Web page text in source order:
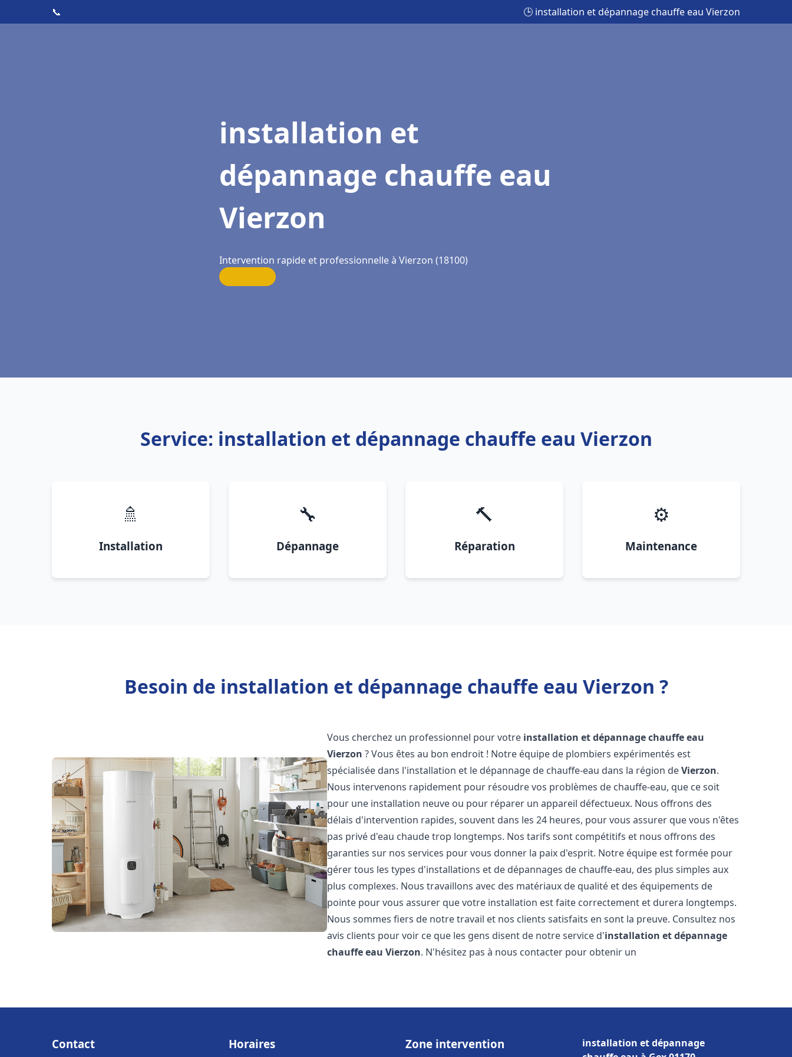
📞 🕒 installation et dépannage chauffe eau Vierzon
installation et
dépannage chauffe eau
Vierzon
Intervention rapide et professionnelle à Vierzon (18100)
Service: installation et dépannage chauffe eau Vierzon
🚿
Installation
🔧
Dépannage
🔨
Réparation
⚙️
Maintenance
Besoin de installation et dépannage chauffe eau Vierzon ?
Vous cherchez un professionnel pour votre installation et dépannage chauffe eau
Vierzon ? Vous êtes au bon endroit ! Notre équipe de plombiers expérimentés est
spécialisée dans l'installation et le dépannage de chauffe-eau dans la région deVierzon.
Nous intervenons rapidement pour résoudre vos problèmes de chauffe-eau, que ce soit
pour une installation neuve ou pour réparer un appareil défectueux. Nous offrons des
délais d'intervention rapides, souvent dans les 24 heures, pour vous assurer que vous n'êtes
pas privé d'eau chaude trop longtemps. Nos tarifs sont compétitifs et nous offrons des
garanties sur nos services pour vous donner la paix d'esprit. Notre équipe est formée pour
gérer tous les types d'installations et de dépannages de chauffe-eau, des plus simples aux
plus complexes. Nous travaillons avec des matériaux de qualité et des équipements de
pointe pour vous assurer que votre installation est faite correctement et durera longtemps.
Nous sommes fiers de notre travail et nos clients satisfaits en sont la preuve. Consultez nos
avis clients pour voir ce que les gens disent de notre service d'installation et dépannage
chauffe eau Vierzon. N'hésitez pas à nous contacter pour obtenir un
Contact Horaires Zone intervention
installation et dépannage